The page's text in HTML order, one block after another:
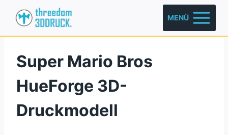
Inhalt
springen
MENÜ
Super Mario Bros
HueForge 3D-
Druckmodell